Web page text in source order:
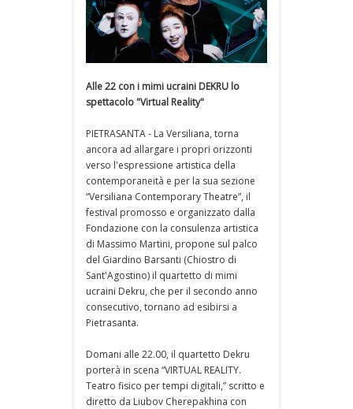
Alle 22 con i mimi ucraini DEKRU lo
spettacolo "Virtual Reality"
PIETRASANTA - La Versiliana, torna
ancora ad allargare i propri orizzonti
verso l'espressione artistica della
contemporaneità e per la sua sezione
“Versiliana Contemporary Theatre”, il
festival promosso e organizzato dalla
Fondazione con la consulenza artistica
di Massimo Martini, propone sul palco
del Giardino Barsanti (Chiostro di
Sant'Agostino) il quartetto di mimi
ucraini Dekru, che per il secondo anno
consecutivo, tornano ad esibirsi a
Pietrasanta.
Domani alle 22.00, il quartetto Dekru
porterà in scena “VIRTUAL REALITY.
Teatro fisico per tempi digitali,” scritto e
diretto da Liubov Cherepakhina con